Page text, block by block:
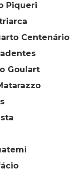
Piqueri
Centenário
Goulart